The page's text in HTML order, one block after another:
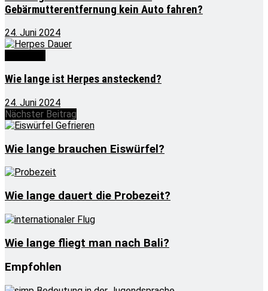
Gebärmutterentfernung kein Auto fahren?
24. Juni 2024
Wie lange ist Herpes ansteckend?
24. Juni 2024
Nächster Beitrag
Wie lange brauchen Eiswürfel?
Wie lange dauert die Probezeit?
Wie lange fliegt man nach Bali?
Empfohlen